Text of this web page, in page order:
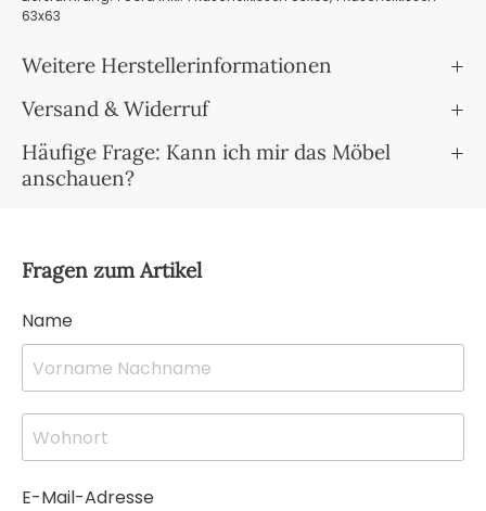
63x63
Weitere Herstellerinformationen
Versand & Widerruf
Häufige Frage: Kann ich mir das Möbel
anschauen?
Fragen zum Artikel
Name
E-Mail-Adresse